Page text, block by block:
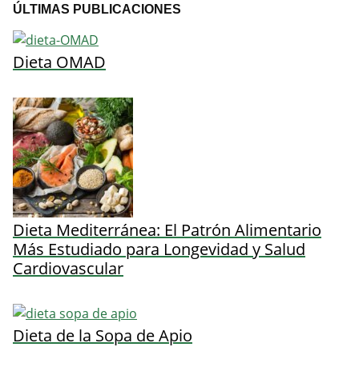
ÚLTIMAS PUBLICACIONES
Dieta OMAD
Dieta Mediterránea: El Patrón Alimentario
Más Estudiado para Longevidad y Salud
Cardiovascular
Dieta de la Sopa de Apio